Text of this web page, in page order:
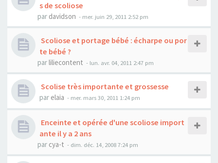
s de scoliose
par davidson - mer. juin 29, 2011 2:52 pm
Scoliose et portage bébé : écharpe ou por
te bébé ?
parliliecontent - lun. avr. 04, 2011 2:47 pm
Scolise très importante et grossesse
par elaia - mer. mars 30, 2011 1:24 pm
Enceinte et opérée d'une scoliose import
ante il y a 2 ans
par cya-t - dim. déc. 14, 2008 7:24 pm